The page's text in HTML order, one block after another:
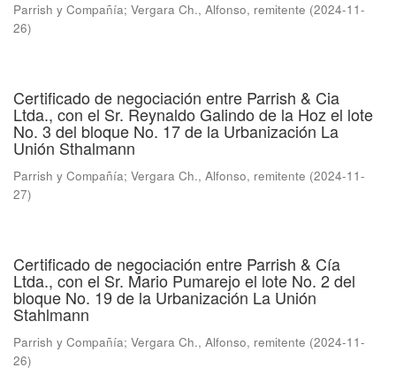
Parrish y Compañía; Vergara Ch., Alfonso, remitente (2024-11-
26)
Certificado de negociación entre Parrish & Cia
Ltda., con el Sr. Reynaldo Galindo de la Hoz el lote
No. 3 del bloque No. 17 de la Urbanización La
Unión Sthalmann
Parrish y Compañía; Vergara Ch., Alfonso, remitente (2024-11-
27)
Certificado de negociación entre Parrish & Cía
Ltda., con el Sr. Mario Pumarejo el lote No. 2 del
bloque No. 19 de la Urbanización La Unión
Stahlmann
Parrish y Compañía; Vergara Ch., Alfonso, remitente (2024-11-
26)